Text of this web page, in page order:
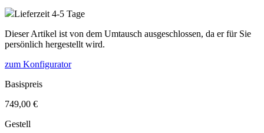
Lieferzeit 4-5 Tage
Dieser Artikel ist von dem Umtausch ausgeschlossen, da er für Sie
persönlich hergestellt wird.
zum Konfigurator
Basispreis
749,00 €
Gestell